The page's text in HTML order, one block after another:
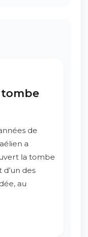
de
a
la tombe
des
au